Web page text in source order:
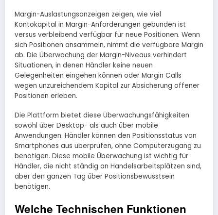
Margin-Auslastungsanzeigen zeigen, wie viel
Kontokapital in Margin-Anforderungen gebunden ist
versus verbleibend verfügbar für neue Positionen. Wenn
sich Positionen ansammeln, nimmt die verfügbare Margin
ab. Die Überwachung der Margin-Niveaus verhindert
Situationen, in denen Händler keine neuen
Gelegenheiten eingehen können oder Margin Calls
wegen unzureichendem Kapital zur Absicherung offener
Positionen erleben.
Die Plattform bietet diese Überwachungsfähigkeiten
sowohl über Desktop- als auch über mobile
Anwendungen. Händler können den Positionsstatus von
Smartphones aus überprüfen, ohne Computerzugang zu
benötigen. Diese mobile Überwachung ist wichtig für
Händler, die nicht ständig an Handelsarbeitsplätzen sind,
aber den ganzen Tag über Positionsbewusstsein
benötigen.
Welche Technischen Funktionen